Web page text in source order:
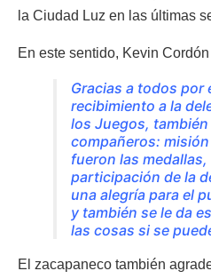
la Ciudad Luz en las últimas
En este sentido, Kevin
Gracias a todos por
recibimiento a la
los Juegos,
compañeros:
fueron las
participación de la
una alegría para el
y también se le da
las cosas si se
El zacapaneco también